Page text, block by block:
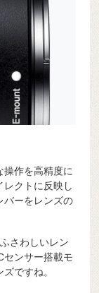
操作を高精度に
クトに反映し
バーをレンズの
さわしいレン
センサー搭載モ
ですね。